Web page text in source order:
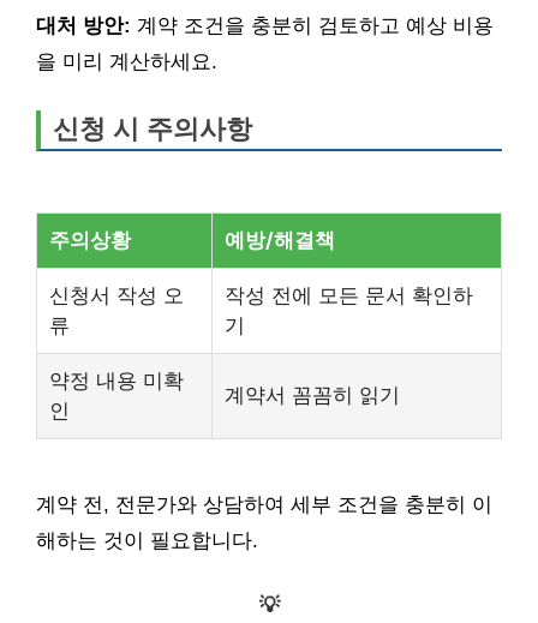
대처 방안: 계약 조건을 충분히 검토하고 예상 비용
을 미리 계산하세요.
신청 시 주의사항
주의상황 예방/해결책
신청서 작성 오
류
작성 전에 모든 문서 확인하
기
약정 내용 미확
인
계약서 꼼꼼히 읽기
계약 전, 전문가와 상담하여 세부 조건을 충분히 이
해하는 것이 필요합니다.
💡